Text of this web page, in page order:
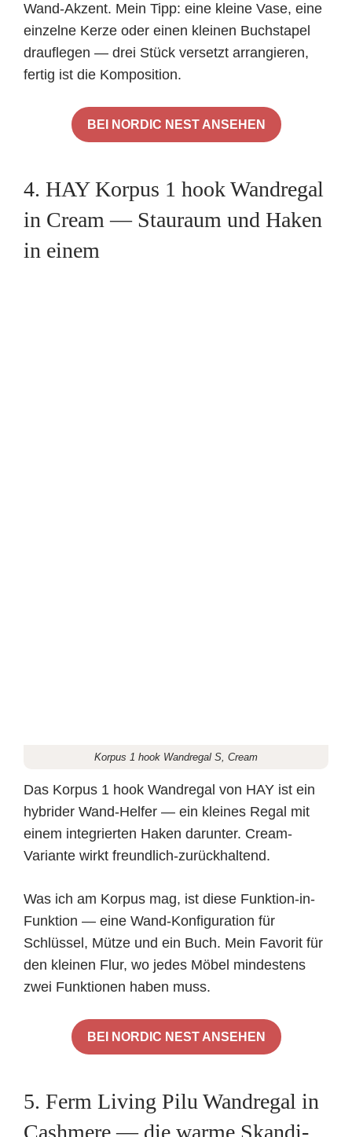
Wand-Akzent. Mein Tipp: eine kleine Vase, eine
einzelne Kerze oder einen kleinen Buchstapel
drauflegen — drei Stück versetzt arrangieren,
fertig ist die Komposition.
BEI NORDIC NEST ANSEHEN
4. HAY Korpus 1 hook Wandregal
in Cream — Stauraum und Haken
in einem
Korpus 1 hook Wandregal S, Cream
Das Korpus 1 hook Wandregal von HAY ist ein
hybrider Wand-Helfer — ein kleines Regal mit
einem integrierten Haken darunter. Cream-
Variante wirkt freundlich-zurückhaltend.
Was ich am Korpus mag, ist diese Funktion-in-
Funktion — eine Wand-Konfiguration für
Schlüssel, Mütze und ein Buch. Mein Favorit für
den kleinen Flur, wo jedes Möbel mindestens
zwei Funktionen haben muss.
BEI NORDIC NEST ANSEHEN
5. Ferm Living Pilu Wandregal in
Cashmere — die warme Skandi-